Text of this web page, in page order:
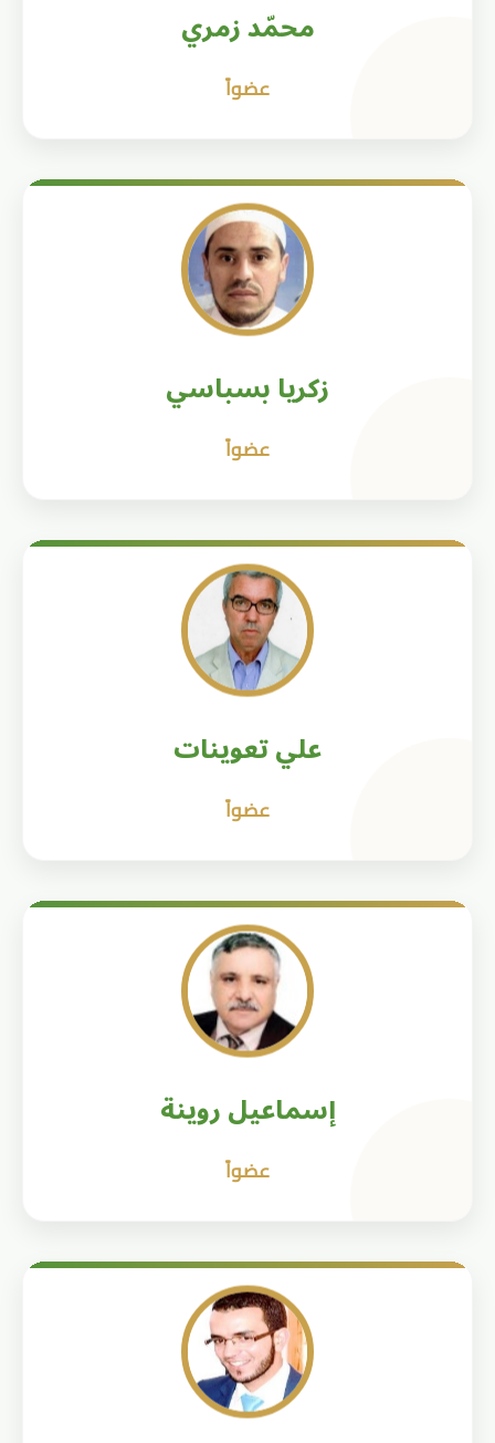
محمّد زمري
عضواً
زكريا بسباسي
عضواً
علي تعوينات
عضواً
إسماعيل روينة
عضواً